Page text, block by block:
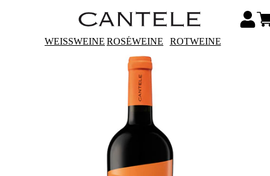
WEISSWEINE ROSÉWEINE ROTWEINE